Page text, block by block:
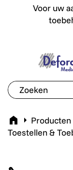
Voor uw
Voor uw
Home Producten
Toestellen &